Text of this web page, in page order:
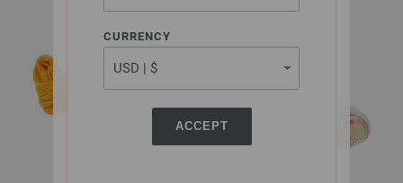
of America
CURRENCY
ACCEPT